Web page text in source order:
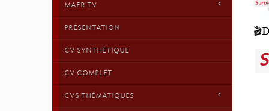
MAFR TV
PRÉSENTATION
CV SYNTHÉTIQUE
CV COMPLET
CVS THÉMATIQUES